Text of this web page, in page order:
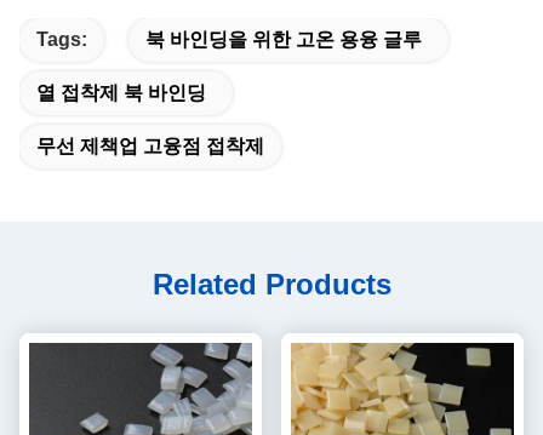
Tags: 북 바인딩을 위한 고온 용융 글루
열 접착제 북 바인딩
무선 제책업 고융점 접착제
Related Products